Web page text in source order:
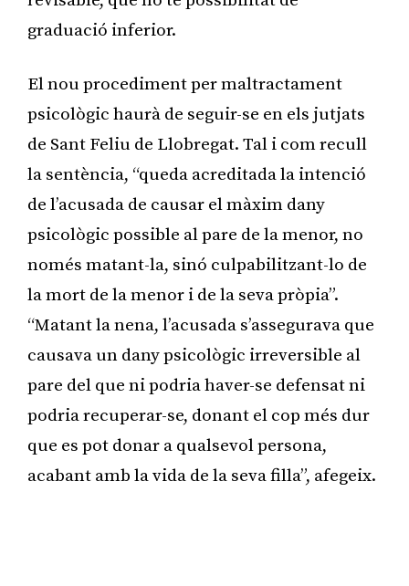
graduació inferior.
El nou procediment per maltractament
psicològic haurà de seguir-se en els jutjats
de Sant Feliu de Llobregat. Tal i com recull
la sentència, “queda acreditada la intenció
de l’acusada de causar el màxim dany
psicològic possible al pare de la menor, no
només matant-la, sinó culpabilitzant-lo de
la mort de la menor i de la seva pròpia”.
“Matant la nena, l’acusada s’assegurava que
causava un dany psicològic irreversible al
pare del que ni podria haver-se defensat ni
podria recuperar-se, donant el cop més dur
que es pot donar a qualsevol persona,
acabant amb la vida de la seva filla”, afegeix.